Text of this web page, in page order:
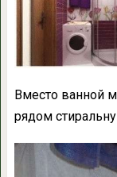
Вместо ванной
рядом